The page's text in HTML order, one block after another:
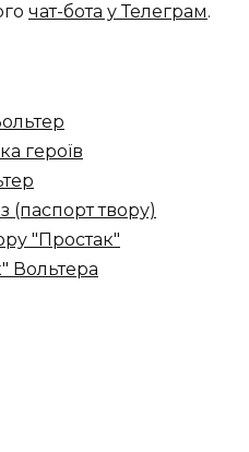
чат-бота у Телеграм.
героїв
(паспорт твору)
"Простак"
Вольтера